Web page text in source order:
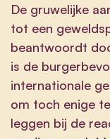
De gruwelijke
tot een
beantwoordt
is de
internationale
om toch enige
leggen bij de